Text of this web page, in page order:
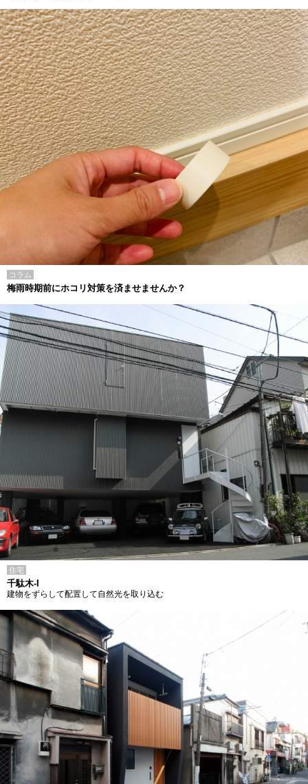
コラム
梅雨時期前にホコリ対策を済ませませんか？
住宅
千駄木-I
建物をずらして配置して自然光を取り込む